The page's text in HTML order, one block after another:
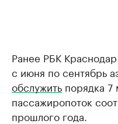
Ранее РБК
с июня по сентябрь
обслужить порядка 7
пассажиропоток
прошлого года.